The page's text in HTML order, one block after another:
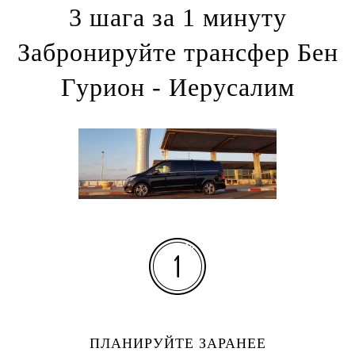
3 шага за 1 минуту
Забронируйте трансфер Бен
Гурион - Иерусалим
ПЛАНИРУЙТЕ ЗАРАНЕЕ